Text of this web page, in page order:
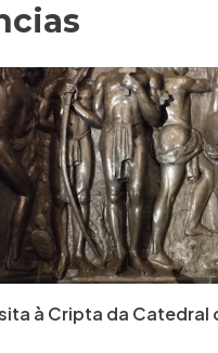
à Cripta da Catedral